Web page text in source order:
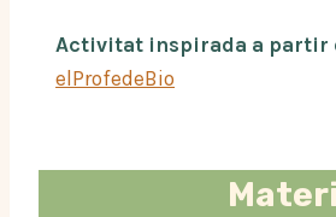
Activitat inspirada a partir
elProfedeBio